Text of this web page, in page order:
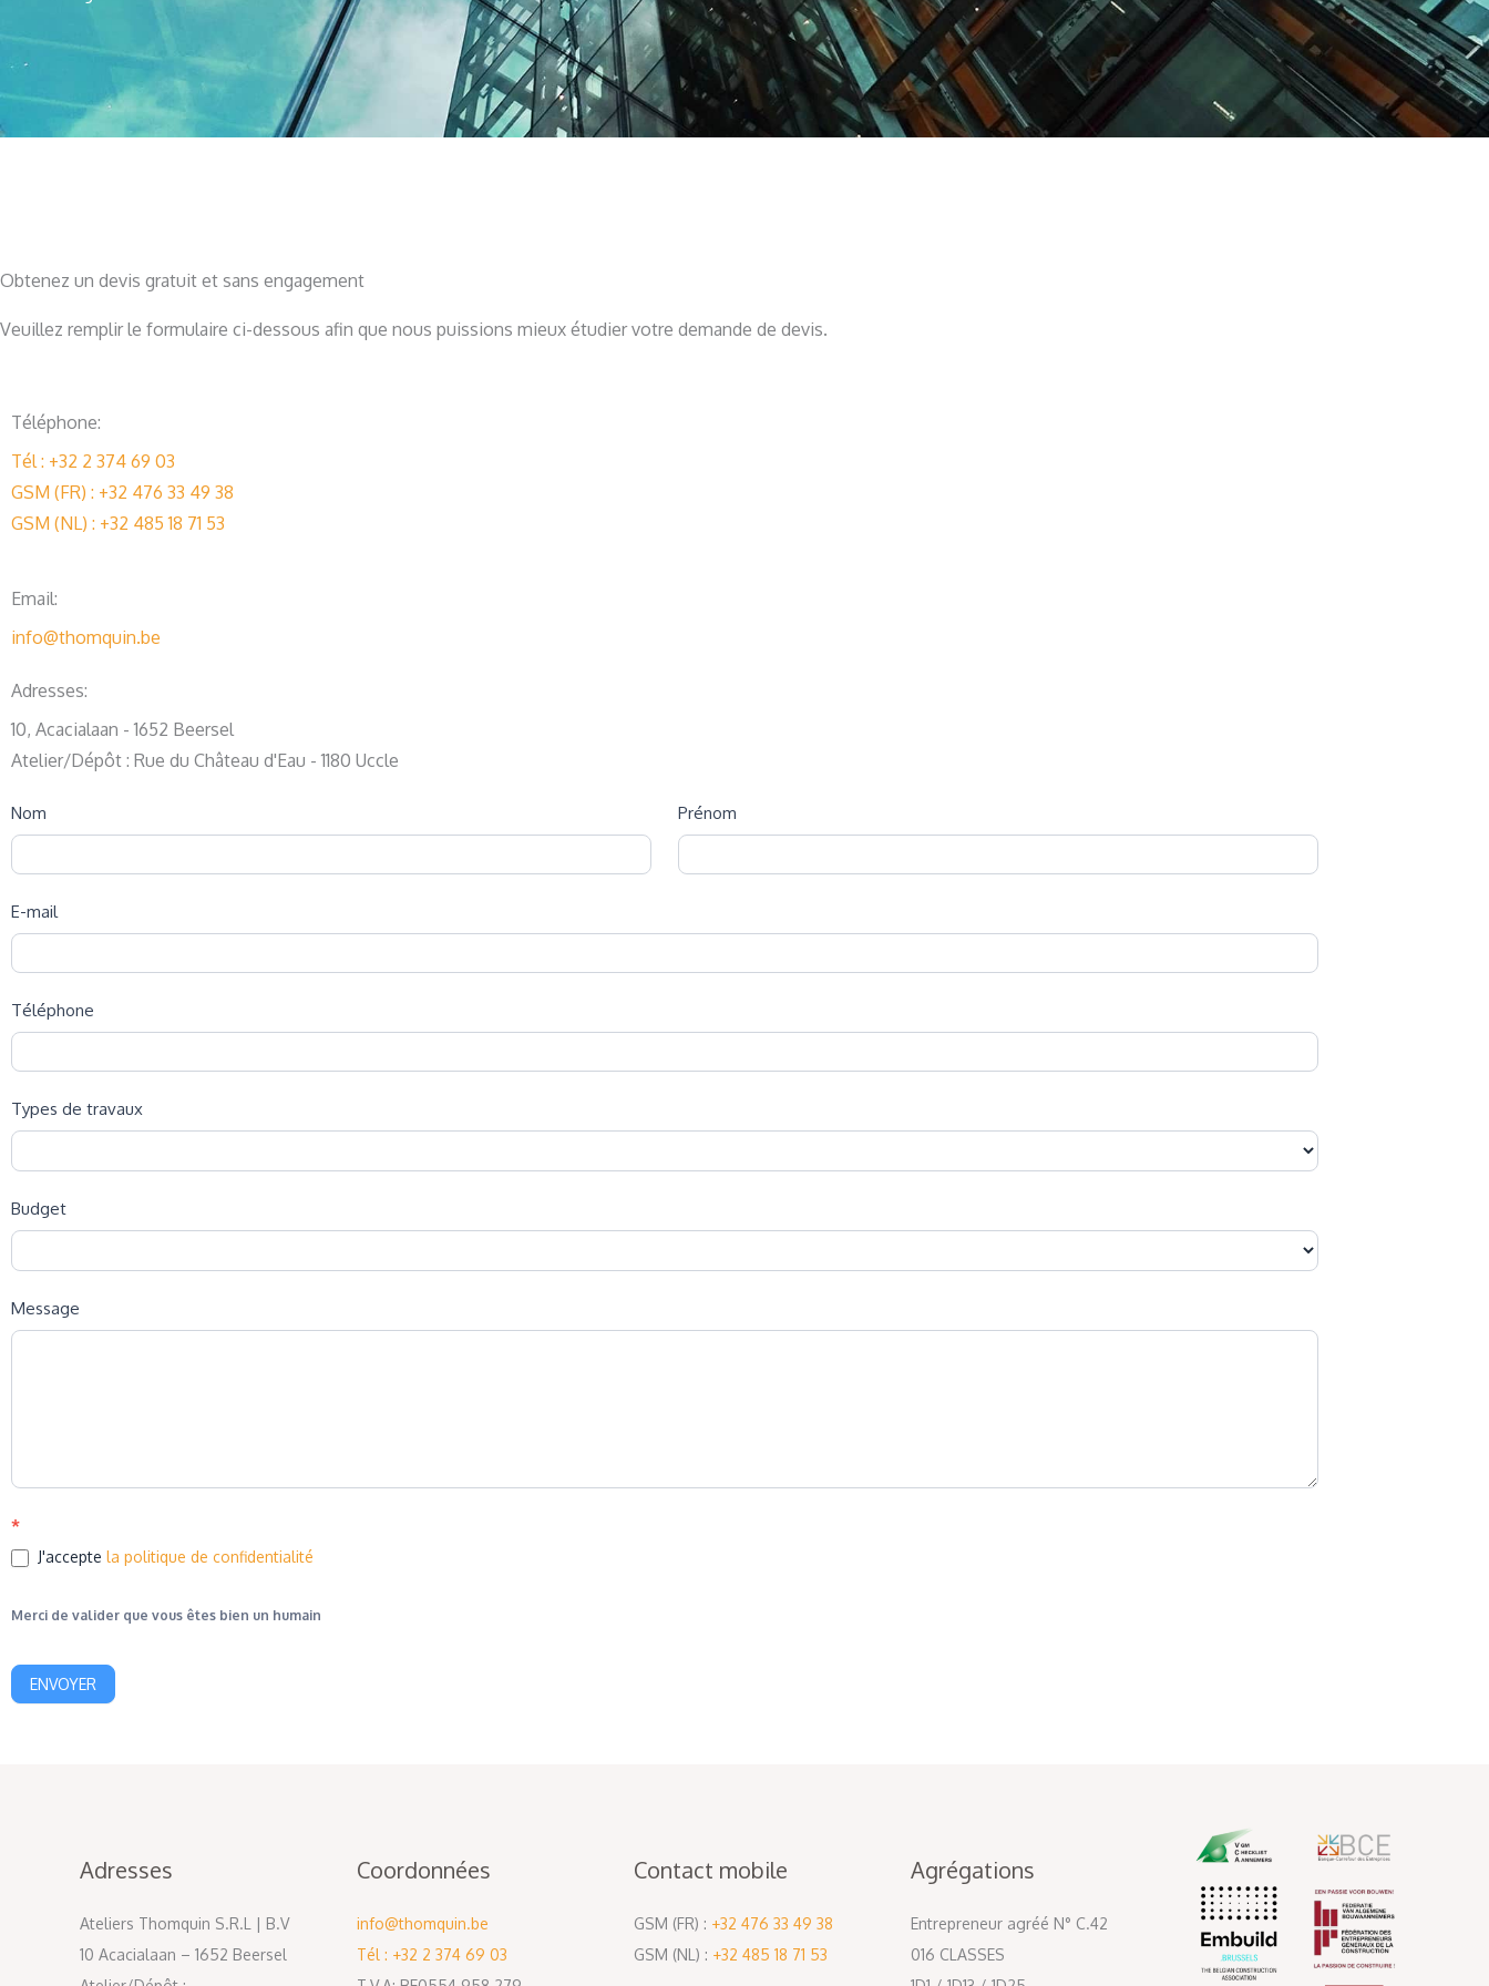
Obtenez un devis gratuit et sans engagement
Veuillez remplir le formulaire ci-dessous afin que nous puissions mieux étudier votre demande de devis.
Téléphone:
Tél : +32 2 374 69 03
GSM (FR) : +32 476 33 49 38
GSM (NL) : +32 485 18 71 53
Email:
info@thomquin.be
Adresses:
10, Acacialaan - 1652 Beersel
Atelier/Dépôt : Rue du Château d'Eau - 1180 Uccle
Demande
de
Devis
Nom Prénom
E-mail
Téléphone
Types de travaux
Budget
Message
*
J'accepte la politique de confidentialité
Merci de valider que vous êtes bien un humain
ENVOYER
Adresses
Ateliers Thomquin S.R.L | B.V
10 Acacialaan – 1652 Beersel
Coordonnées
info@thomquin.be
Tél : +32 2 374 69 03
Contact mobile
GSM (FR) : +32 476 33 49 38
GSM (NL) : +32 485 18 71 53
Agrégations
Entrepreneur agréé N° C.42
016 CLASSES